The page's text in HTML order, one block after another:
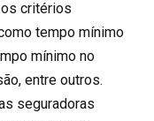
critérios
tempo mínimo
mínimo no
entre outros.
seguradoras